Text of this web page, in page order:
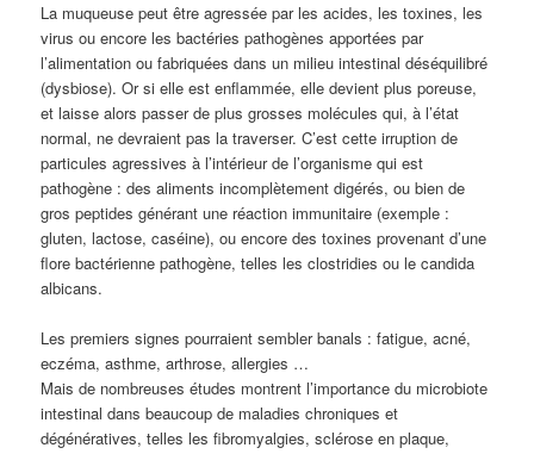
La muqueuse peut être agressée par les acides, les toxines, les
virus ou encore les bactéries pathogènes apportées par
l’alimentation ou fabriquées dans un milieu intestinal déséquilibré
(dysbiose). Or si elle est enflammée, elle devient plus poreuse,
et laisse alors passer de plus grosses molécules qui, à l’état
normal, ne devraient pas la traverser. C’est cette irruption de
particules agressives à l’intérieur de l’organisme qui est
pathogène : des aliments incomplètement digérés, ou bien de
gros peptides générant une réaction immunitaire (exemple :
gluten, lactose, caséine), ou encore des toxines provenant d’une
flore bactérienne pathogène, telles les clostridies ou le candida
albicans.
Les premiers signes pourraient sembler banals : fatigue, acné,
eczéma, asthme, arthrose, allergies …
Mais de nombreuses études montrent l’importance du microbiote
intestinal dans beaucoup de maladies chroniques et
dégénératives, telles les fibromyalgies, sclérose en plaque,